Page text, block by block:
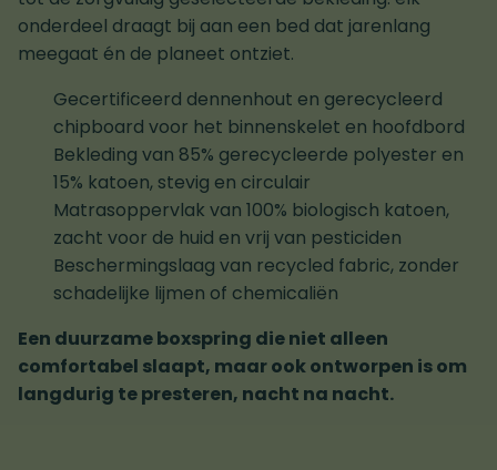
onderdeel draagt bij aan een bed dat jarenlang
meegaat én de planeet ontziet.
Gecertificeerd dennenhout en gerecycleerd
chipboard voor het binnenskelet en hoofdbord
Bekleding van 85% gerecycleerde polyester en
15% katoen, stevig en circulair
Matrasoppervlak van 100% biologisch katoen,
zacht voor de huid en vrij van pesticiden
Beschermingslaag van recycled fabric, zonder
schadelijke lijmen of chemicaliën
Een duurzame boxspring die niet alleen
comfortabel slaapt, maar ook ontworpen is om
langdurig te presteren, nacht na nacht.